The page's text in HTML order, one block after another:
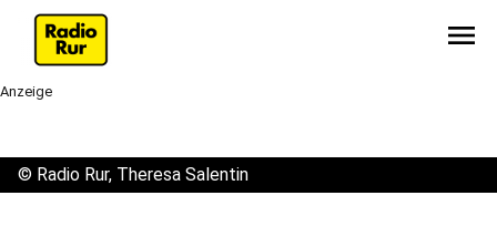
menu
Anzeige
© Radio Rur, Theresa Salentin